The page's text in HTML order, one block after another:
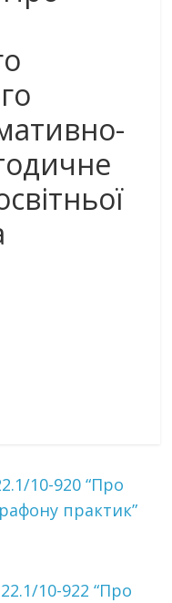
10-920 “Про
практик”
10-922 “Про